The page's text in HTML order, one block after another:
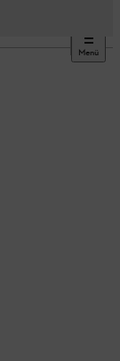
Menü